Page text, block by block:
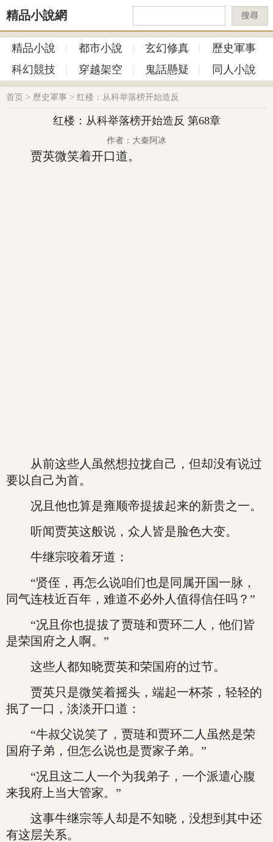
精品小說網 搜尋
精品小說 都市小說 玄幻修真
歷史軍事
科幻競技
穿越架空 鬼話懸疑 同人小說
首页 > 歷史軍事 > 红楼：从科举落榜开始造反
红楼：从科举落榜开始造反 第68章
作者：大秦阿冰
贾英微笑着开口道。
从前这些人虽然想拉拢自己，但却没有说过
要以自己为首。
况且他也算是雍顺帝提拔起来的新贵之一。
听闻贾英这般说，众人皆是脸色大变。
牛继宗咬着牙道：
“贤侄，再怎么说咱们也是同属开国一脉，
同气连枝近百年，难道不必外人值得信任吗？”
“况且你也提拔了贾琏和贾环二人，他们皆
是荣国府之人啊。”
这些人都知晓贾英和荣国府的过节。
贾英只是微笑着摇头，端起一杯茶，轻轻的
抿了一口，淡淡开口道：
“牛叔父说笑了，贾琏和贾环二人虽然是荣
国府子弟，但怎么说也是贾家子弟。”
“况且这二人一个为我弟子，一个派遣心腹
来我府上当大管家。”
这事牛继宗等人却是不知晓，没想到其中还
有这层关系。